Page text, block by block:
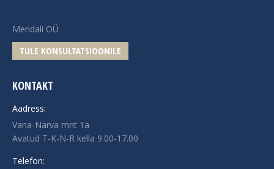
Mendali OÜ
TULE KONSULTATSIOONILE
KONTAKT
Aadress:
Vana-Narva mnt 1a
Avatud T-K-N-R kella 9.00-17.00
Telefon: